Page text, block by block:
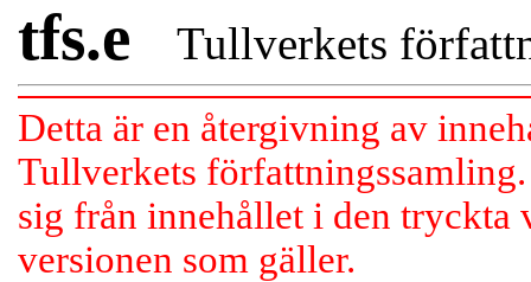
tfs.e Tullverkets
Detta är en återgivning av
Tullverkets
sig från innehållet i den tryckta
versionen som gäller.